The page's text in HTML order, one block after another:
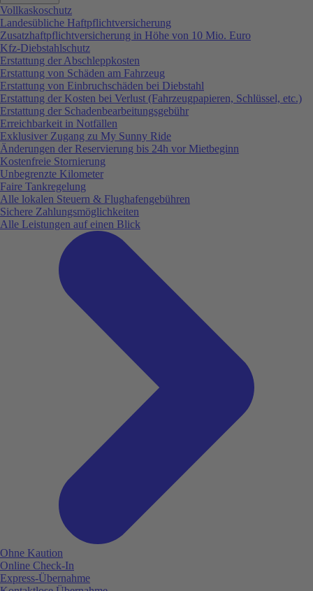
Vollkaskoschutz
Landesübliche Haftpflichtversicherung
Zusatzhaftpflichtversicherung in Höhe von 10 Mio. Euro
Kfz-Diebstahlschutz
Erstattung der Abschleppkosten
Erstattung von Schäden am Fahrzeug
Erstattung von Einbruchschäden bei Diebstahl
Erstattung der Kosten bei Verlust (Fahrzeugpapieren, Schlüssel, etc.)
Erstattung der Schadenbearbeitungsgebühr
Erreichbarkeit in Notfällen
Exklusiver Zugang zu My Sunny Ride
Änderungen der Reservierung bis 24h vor Mietbeginn
Kostenfreie Stornierung
Unbegrenzte Kilometer
Faire Tankregelung
Alle lokalen Steuern & Flughafengebühren
Sichere Zahlungsmöglichkeiten
Alle Leistungen auf einen Blick
Ohne Kaution
Online Check-In
Express-Übernahme